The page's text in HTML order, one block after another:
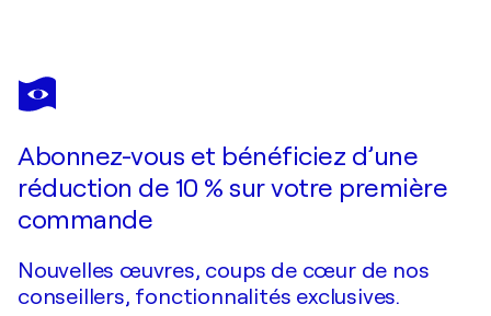
DELPHINE BERNARD
GALAXY
Abonnez-vous et bénéficiez d’une
réduction de 10 % sur votre première
commande
Nouvelles œuvres, coups de cœur de nos
conseillers, fonctionnalités exclusives.